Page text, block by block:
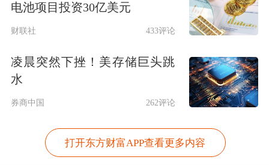
要，但指望这样一个复杂、长期存在的
问题在第一轮谈判中就得到解决，是不
现实的。因此，需要谈判继续进行，同
时也需要在谈判期间维持停火。
据央视新闻消息，当地时间4月14日，
电池项目投资30亿美元
财联社 433评论
凌晨突然下挫！美存储巨头跳
水
券商中国 262评论
打开东方财富APP查看更多内容